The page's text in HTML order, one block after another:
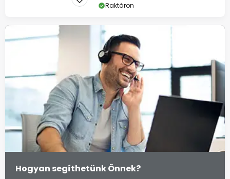
Raktáron
Hogyan segíthetünk Önnek?